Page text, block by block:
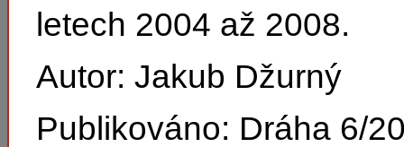
letech 2004 až 2008.
Autor: Jakub Džurný
Publikováno: Dráha 6/